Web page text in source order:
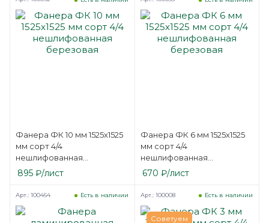
Фанера ФК 10 мм 1525х1525
мм сорт 4/4
нешлифованная
березовая
895 ₽/лист
Фанера ФК 6 мм 1525х1525
мм сорт 4/4
нешлифованная
березовая
670 ₽/лист
Есть в наличии
Арт.: 100464
Советуем
Есть в наличии
Арт.: 100008